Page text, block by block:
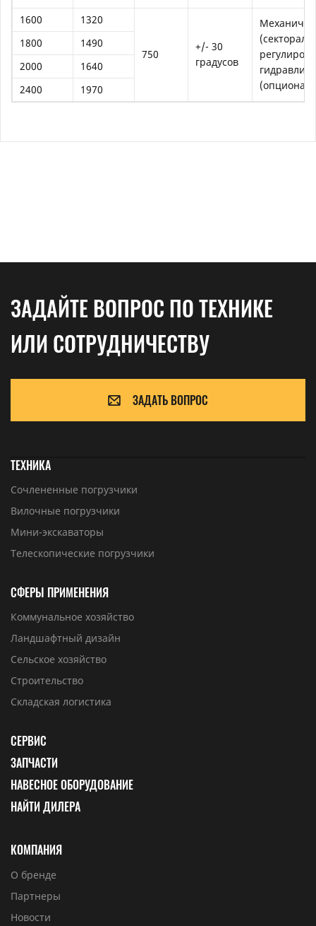
1600
1320
750
+/- 30
градусов
1800
1490
2000
1640
2400
1970
ЗАДАЙТЕ ВОПРОС ПО ТЕХНИКЕ
ИЛИ СОТРУДНИЧЕСТВУ
ЗАДАТЬ ВОПРОС
ТЕХНИКА
Сочлененные погрузчики
Вилочные погрузчики
Мини-экскаваторы
Телескопические погрузчики
СФЕРЫ ПРИМЕНЕНИЯ
Коммунальное хозяйство
Ландшафтный дизайн
Сельское хозяйство
Строительство
Складская логистика
СЕРВИС
ЗАПЧАСТИ
НАВЕСНОЕ ОБОРУДОВАНИЕ
НАЙТИ ДИЛЕРА
КОМПАНИЯ
О бренде
Партнеры
Новости